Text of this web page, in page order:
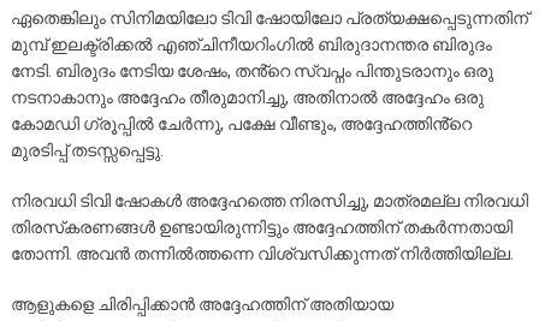
ഏതെങ്കിലും സിനിമയിലോ ടിവി ഷോയിലോ പ്രത്യക്ഷപ്പെടുന്നതിന്
മുമ്പ് ഇലക്ട്രിക്കൽ എഞ്ചിനീയറിംഗിൽ ബിരുദാനന്തര ബിരുദം
നേടി. ബിരുദം നേടിയ ശേഷം, തൻ്റെ സ്വപ്നം പിന്തുടരാനും ഒരു
നടനാകാനും അദ്ദേഹം തീരുമാനിച്ചു, അതിനാൽ അദ്ദേഹം ഒരു
കോമഡി ഗ്രൂപ്പിൽ ചേർന്നു, പക്ഷേ വീണ്ടും, അദ്ദേഹത്തിൻ്റെ
മുരടിപ്പ് തടസ്സപ്പെട്ടു.
നിരവധി ടിവി ഷോകൾ അദ്ദേഹത്തെ നിരസിച്ചു, മാത്രമല്ല നിരവധി
തിരസ്‌കരണങ്ങൾ ഉണ്ടായിരുന്നിട്ടും അദ്ദേഹത്തിന് തകർന്നതായി
തോന്നി. അവൻ തന്നിൽത്തന്നെ വിശ്വസിക്കുന്നത് നിർത്തിയില്ല.
ആളുകളെ ചിരിപ്പിക്കാൻ അദ്ദേഹത്തിന് അതിയായ